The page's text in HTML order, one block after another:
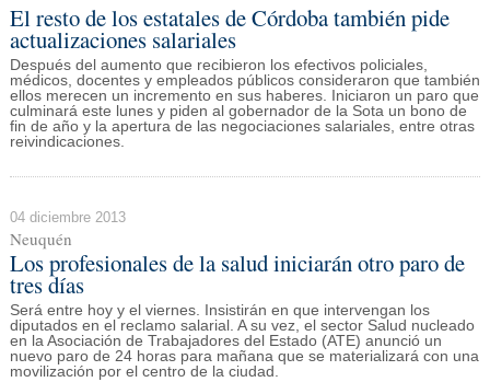
El resto de los estatales de Córdoba también pide
actualizaciones salariales
Después del aumento que recibieron los efectivos policiales,
médicos, docentes y empleados públicos consideraron que también
ellos merecen un incremento en sus haberes. Iniciaron un paro que
culminará este lunes y piden al gobernador de la Sota un bono de
fin de año y la apertura de las negociaciones salariales, entre otras
reivindicaciones.
04 diciembre 2013
Neuquén
Los profesionales de la salud iniciarán otro paro de
tres días
Será entre hoy y el viernes. Insistirán en que intervengan los
diputados en el reclamo salarial. A su vez, el sector Salud nucleado
en la Asociación de Trabajadores del Estado (ATE) anunció un
nuevo paro de 24 horas para mañana que se materializará con una
movilización por el centro de la ciudad.